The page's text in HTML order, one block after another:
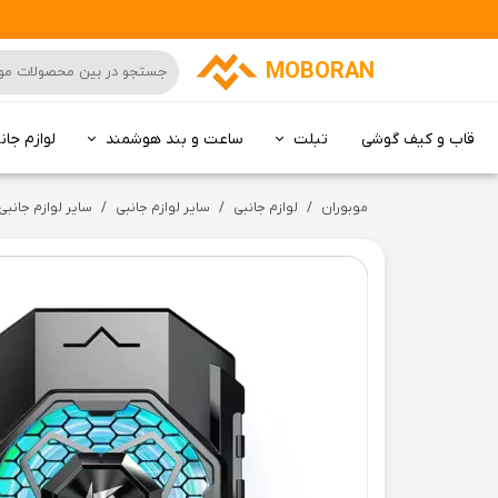
MOBORAN
قاب و کیف گوشی تبلت ساعت و بند هوشمند لوازم
موبوران لوازم جانبی سایر لوازم جانبی سایر لوازم جانبی